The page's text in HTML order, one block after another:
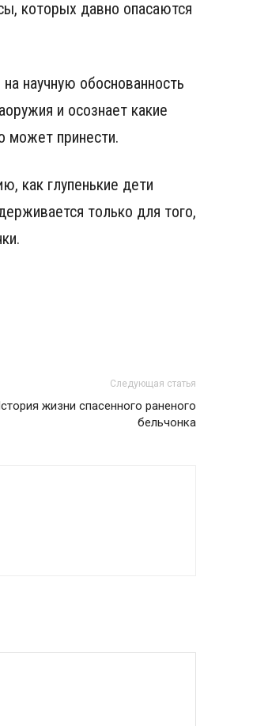
которых давно опасаются
научную обоснованность
и осознает какие
может принести.
как глупенькие дети
только для того,
Следующая статья
жизни спасенного раненого
бельчонка